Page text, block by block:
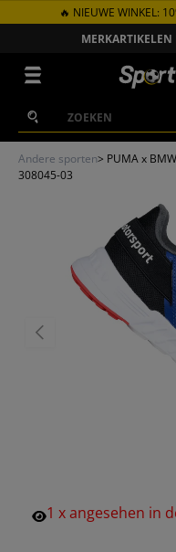
GA NAAR INHOUD
🔥 NIEUWE WINKEL:
Zoeken
Zoeken
Andere sporten> PUMA x
308045-03
VORIGE
1 xangesehen in